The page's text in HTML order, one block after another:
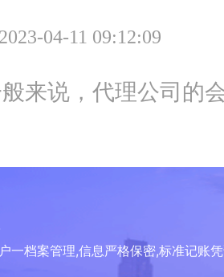
2023-04-11 09:12:09
来说，代理公司的
一档案管理,信息严格保密,标准记账